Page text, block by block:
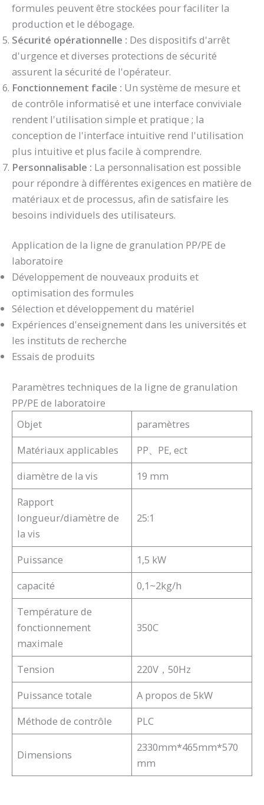
formules peuvent être stockées pour faciliter la
production et le débogage.
Sécurité opérationnelle : Des dispositifs d'arrêt
d'urgence et diverses protections de sécurité
assurent la sécurité de l'opérateur.
Fonctionnement facile : Un système de mesure et
de contrôle informatisé et une interface conviviale
rendent l'utilisation simple et pratique ; la
conception de l'interface intuitive rend l'utilisation
plus intuitive et plus facile à comprendre.
Personnalisable : La personnalisation est possible
pour répondre à différentes exigences en matière de
matériaux et de processus, afin de satisfaire les
besoins individuels des utilisateurs.
Application de la ligne de granulation PP/PE de
laboratoire
Développement de nouveaux produits et
optimisation des formules
Sélection et développement du matériel
Expériences d'enseignement dans les universités et
les instituts de recherche
Essais de produits
Paramètres techniques de la ligne de granulation
PP/PE de laboratoire
Objet
paramètres
Matériaux applicables
PP、PE, ect
diamètre de la vis
19 mm
Rapport
longueur/diamètre de
la vis
25:1
Puissance
1,5 kW
capacité
0,1~2kg/h
Température de
fonctionnement
maximale
350C
Tension
220V，50Hz
Puissance totale
A propos de 5kW
Méthode de contrôle
PLC
Dimensions
2330mm*465mm*570
mm